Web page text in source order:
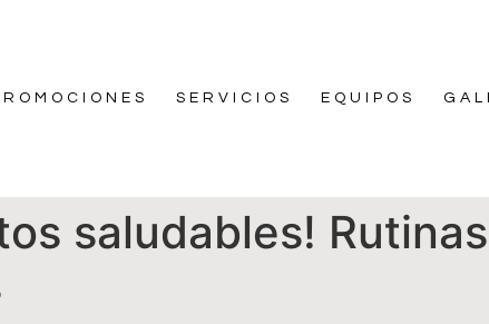
SERVICIOS EQUIPOS
saludables!